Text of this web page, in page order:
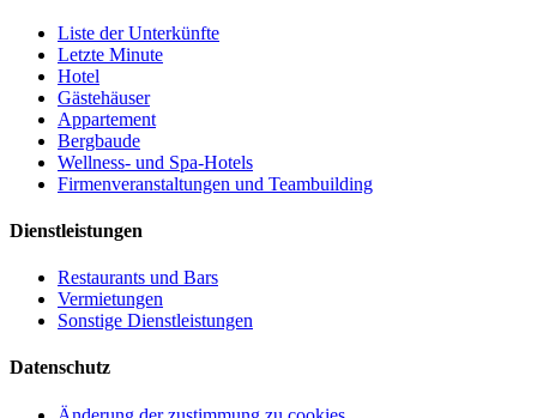
Liste der Unterkünfte
Letzte Minute
Hotel
Gästehäuser
Appartement
Bergbaude
Wellness- und Spa-Hotels
Firmenveranstaltungen und Teambuilding
Dienstleistungen
Restaurants und Bars
Vermietungen
Sonstige Dienstleistungen
Datenschutz